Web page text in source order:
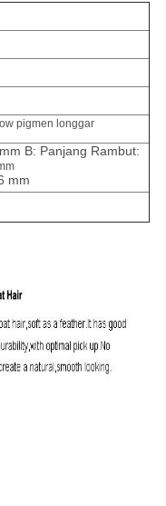
pigmen longgar
B: Panjang Rambut:
mm